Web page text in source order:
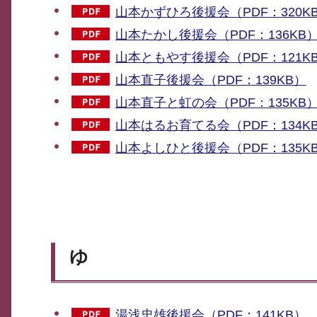
山本かずひろ後援会（PDF：320KB
山本たかし後援会（PDF：136KB）
山本ともやす後援会（PDF：121KB
山本直子後援会（PDF：139KB）
山本直子と虹の会（PDF：135KB）
山本はるお育てる会（PDF：134KB
山本よしひと後援会（PDF：135KB
ゆ